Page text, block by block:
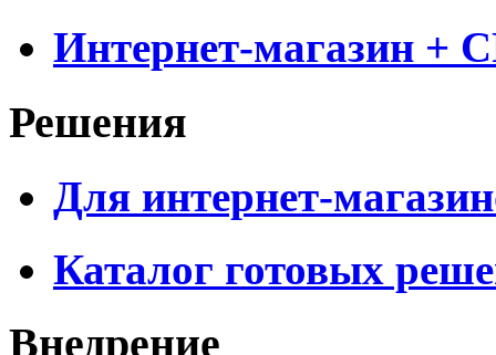
Интернет-магазин +
Решения
Для интернет-
Каталог готовых
Внедрение